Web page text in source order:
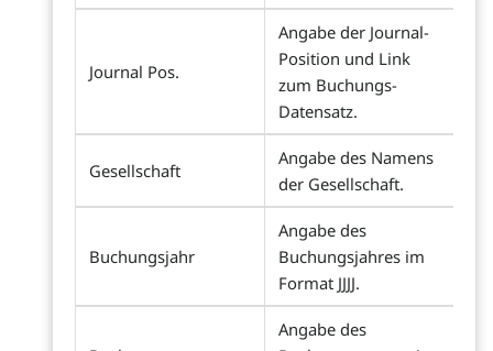
Journal Pos.
Angabe der Journal-
Position und Link
zum Buchungs-
Datensatz.
Gesellschaft
Angabe des Namens
der Gesellschaft.
Buchungsjahr
Angabe des
Buchungsjahres im
Format JJJJ.
Angabe des